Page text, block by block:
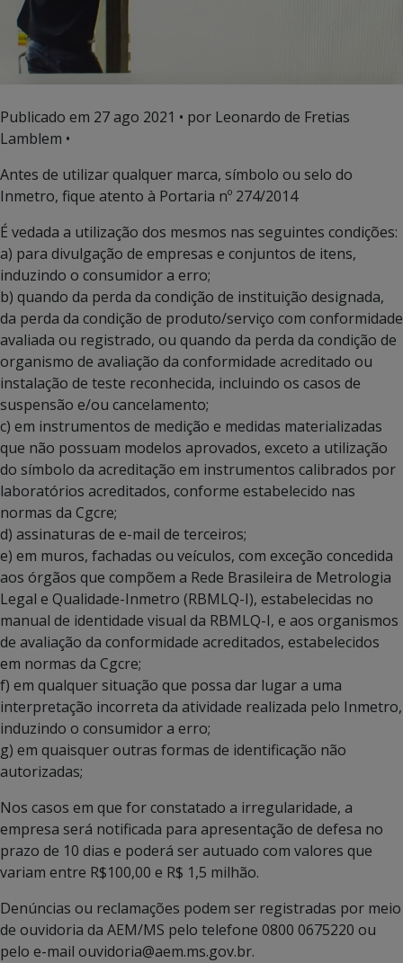
Publicado em 27 ago 2021 • por Leonardo de Fretias
Lamblem •
Antes de utilizar qualquer marca, símbolo ou selo do
Inmetro, fique atento à Portaria nº 274/2014
É vedada a utilização dos mesmos nas seguintes condições:
a) para divulgação de empresas e conjuntos de itens,
induzindo o consumidor a erro;
b) quando da perda da condição de instituição designada,
da perda da condição de produto/serviço com conformidade
avaliada ou registrado, ou quando da perda da condição de
organismo de avaliação da conformidade acreditado ou
instalação de teste reconhecida, incluindo os casos de
suspensão e/ou cancelamento;
c) em instrumentos de medição e medidas materializadas
que não possuam modelos aprovados, exceto a utilização
do símbolo da acreditação em instrumentos calibrados por
laboratórios acreditados, conforme estabelecido nas
normas da Cgcre;
d) assinaturas de e-mail de terceiros;
e) em muros, fachadas ou veículos, com exceção concedida
aos órgãos que compõem a Rede Brasileira de Metrologia
Legal e Qualidade-Inmetro (RBMLQ-I), estabelecidas no
manual de identidade visual da RBMLQ-I, e aos organismos
de avaliação da conformidade acreditados, estabelecidos
em normas da Cgcre;
f) em qualquer situação que possa dar lugar a uma
interpretação incorreta da atividade realizada pelo Inmetro,
induzindo o consumidor a erro;
g) em quaisquer outras formas de identificação não
autorizadas;
Nos casos em que for constatado a irregularidade, a
empresa será notificada para apresentação de defesa no
prazo de 10 dias e poderá ser autuado com valores que
variam entre R$100,00 e R$ 1,5 milhão.
Denúncias ou reclamações podem ser registradas por meio
de ouvidoria da AEM/MS pelo telefone 0800 0675220 ou
pelo e-mail ouvidoria@aem.ms.gov.br.